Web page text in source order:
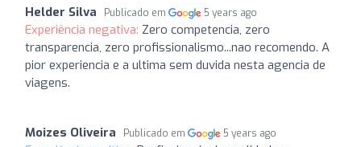
Helder Silva Publicado em 5 years ago
Experiência negativa: Zero competencia, zero
transparencia, zero profissionalismo...nao recomendo. A
pior experiencia e a ultima sem duvida nesta agencia de
viagens.
Moizes Oliveira Publicado em 5 years ago